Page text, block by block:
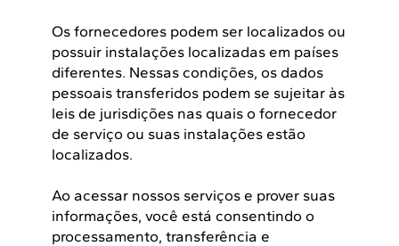
Os fornecedores podem ser localizados ou
possuir instalações localizadas em países
diferentes. Nessas condições, os dados
pessoais transferidos podem se sujeitar às
leis de jurisdições nas quais o fornecedor
de serviço ou suas instalações estão
localizados.
Ao acessar nossos serviços e prover suas
informações, você está consentindo o
processamento, transferência e